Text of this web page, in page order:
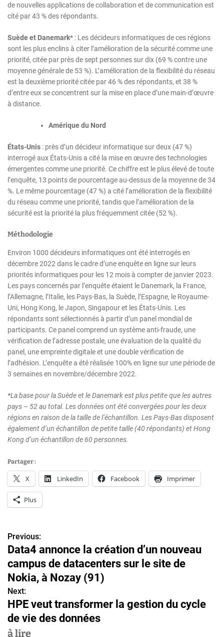
de nouvelles applications de collaboration et de communication est
cité par 43 % des répondants.
Suède et Danemark* : Les décideurs informatiques de ces régions
sont les plus enclins à citer l’amélioration de la sécurité comme une
priorité, citée par près de sept personnes sur dix (69 % contre une
moyenne générale de 53 %). L’amélioration de la flexibilité du réseau
est la deuxième priorité citée par 46 % des répondants, et 38 %
d’entre eux se concentrent sur la mise en place d’une main-d’œuvre
à distance.
Amérique du Nord
États-Unis : près d’un décideur informatique sur deux (47 %)
interrogé aux États-Unis a cité la mise en œuvre des technologies
émergentes comme une priorité. Ce chiffre est le plus élevé de toute
l’enquête, 13 points de pourcentage au-dessus de la moyenne de 34
%. Le même pourcentage (47 %) a cité l’amélioration de la flexibilité
du réseau comme une priorité, tandis que l’amélioration de la
sécurité est la priorité la plus fréquemment citée (52 %).
Méthodologie
Environ 1000 décideurs informatiques ont été interrogés en
décembre 2022 dans le cadre d’une enquête en ligne sur leurs
priorités informatiques pour les 12 mois à compter de janvier 2023.
Les pays concernés par l’enquête étaient le Danemark, la France,
l’Allemagne, l’Italie, les Pays-Bas, la Suède, l’Espagne, le Royaume-
Uni, Hong Kong, le Japon, Singapour et les États-Unis. Les
répondants sont sélectionnés à partir d’un panel mondial de
participants. Ce panel comprend un système anti-fraude, une
vérification de l’adresse postale, une évaluation de la qualité du
panel, une empreinte digitale et une double vérification de
l’adhésion. L’enquête a été réalisée 100% en ligne sur une période de
3 semaines en novembre/décembre 2022.
*La base pour la Suède et le Danemark est plus petite que les autres
pays – 52 au total. Les données ont été convergées pour les deux
régions en raison de la taille de l’échantillon. Les Pays-Bas disposent
également d’un échantillon de petite taille (40 répondants) et Hong
Kong d’un échantillon de 60 personnes.
Partager :
X LinkedIn Facebook Imprimer
Plus
N
a
v
i
g
Previous:
Data4 annonce la création d’un nouveau
campus de datacenters sur le site de
Nokia, à Nozay (91)
Next:
HPE veut transformer la gestion du cycle
de vie des données
à lire